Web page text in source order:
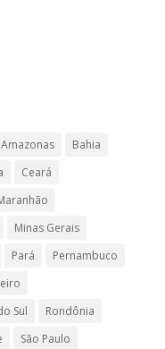
Amazonas
Bahia
Ceará
Minas Gerais
Pará
Pernambuco
Sul
Rondônia
São Paulo